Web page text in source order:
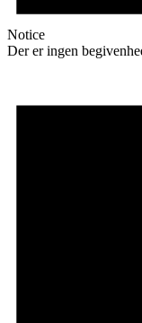
Notice
Der er ingen